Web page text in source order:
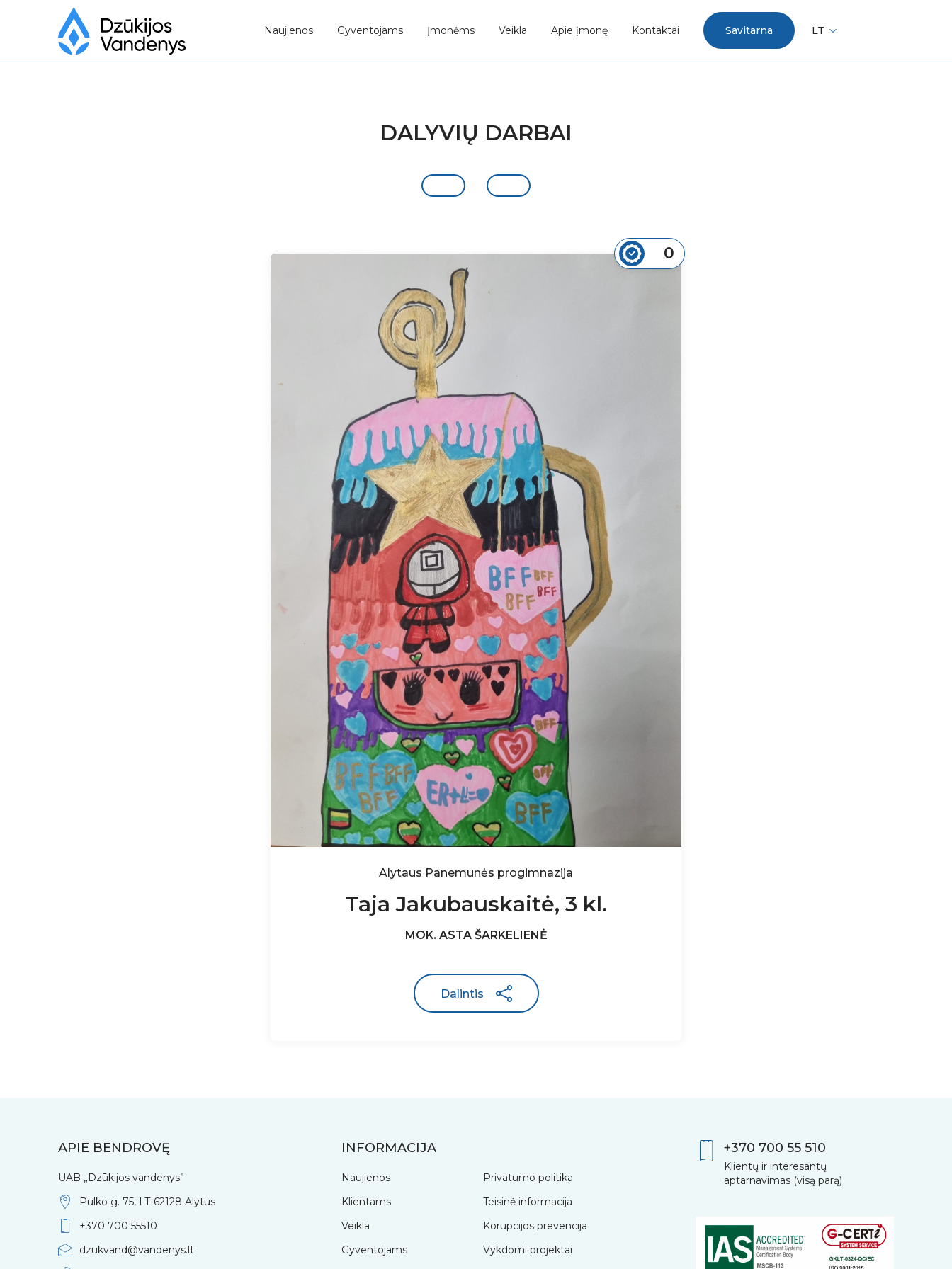
Naujienos Gyventojams Įmonėms Veikla Apie įmonę Kontaktai Savitarna LT
DALYVIŲ DARBAI
0
Alytaus Panemunės progimnazija
Taja Jakubauskaitė, 3 kl.
MOK. ASTA ŠARKELIENĖ
Dalintis
APIE BENDROVĘ
UAB „Dzūkijos vandenys”
Pulko g. 75, LT-62128 Alytus
+370 700 55510
dzukvand@vandenys.lt
INFORMACIJA
Naujienos
Klientams
Veikla
Gyventojams
Privatumo politika
Teisinė informacija
Korupcijos prevencija
Vykdomi projektai
+370 700 55 510
Klientų ir interesantų
aptarnavimas (visą parą)